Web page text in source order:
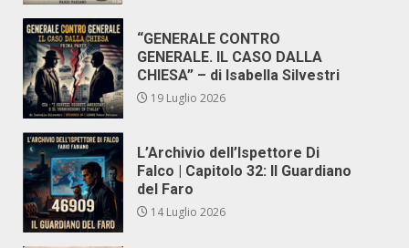
“GENERALE CONTRO
GENERALE. IL CASO DALLA
CHIESA” – di Isabella Silvestri
19 Luglio 2026
L’Archivio dell’Ispettore Di
Falco | Capitolo 32: Il Guardiano
del Faro
14 Luglio 2026